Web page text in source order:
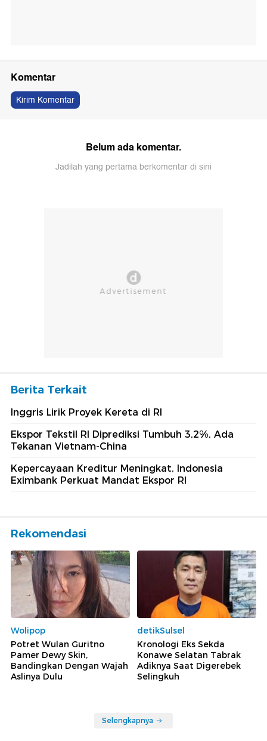
Komentar
Kirim Komentar
Belum ada komentar.
Jadilah yang pertama berkomentar di sini
Berita Terkait
Inggris Lirik Proyek Kereta di RI
Ekspor Tekstil RI Diprediksi Tumbuh 3,2%, Ada
Tekanan Vietnam-China
Kepercayaan Kreditur Meningkat, Indonesia
Eximbank Perkuat Mandat Ekspor RI
Rekomendasi
Wolipop
Potret Wulan Guritno
Pamer Dewy Skin,
Bandingkan Dengan Wajah
Aslinya Dulu
detikSulsel
Kronologi Eks Sekda
Konawe Selatan Tabrak
Adiknya Saat Digerebek
Selingkuh
Selengkapnya